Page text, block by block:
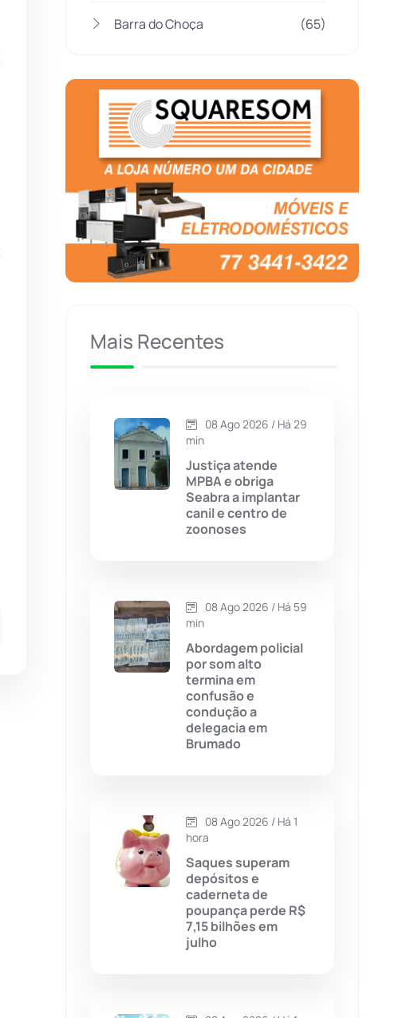
Barra do Choça (65)
Bom Jesus da Lapa (509)
Boquira (152)
Botuporã (72)
Brasil (7680)
Brumado (31961)
Caculé
Caetité (1504)
Candiba
Cândido Sales
Caturama
Chapada Diamantina
Cordeiros
Dom Basílio
(1236)
Mais Recentes
08 Ago 2026 / Há 29
min
Justiça atende
MPBA e obriga
Seabra a implantar
canil e centro de
zoonoses
08 Ago 2026 / Há 59
min
Abordagem policial
por som alto
termina em
confusão e
condução a
delegacia em
Brumado
08 Ago 2026 / Há 1
hora
Saques superam
depósitos e
caderneta de
poupança perde R$
7,15 bilhões em
julho